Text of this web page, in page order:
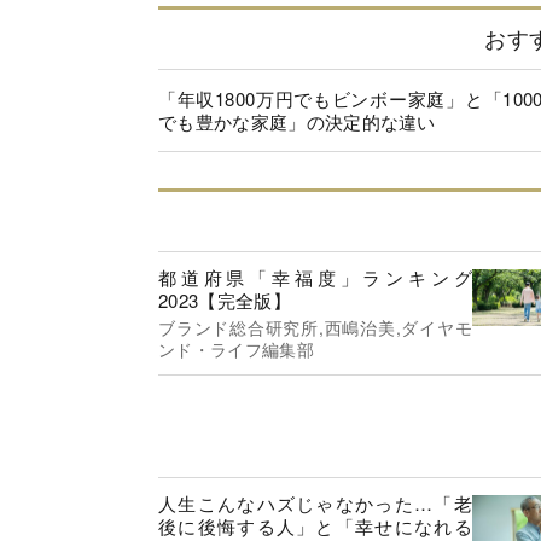
おす
「年収1800万円でもビンボー家庭」と「
でも豊かな家庭」の決定的な違い
都道府県「幸福度」ランキング
2023【完全版】
ブランド総合研究所,西嶋治美,ダイヤモ
ンド・ライフ編集部
人生こんなハズじゃなかった…「老
後に後悔する人」と「幸せになれる